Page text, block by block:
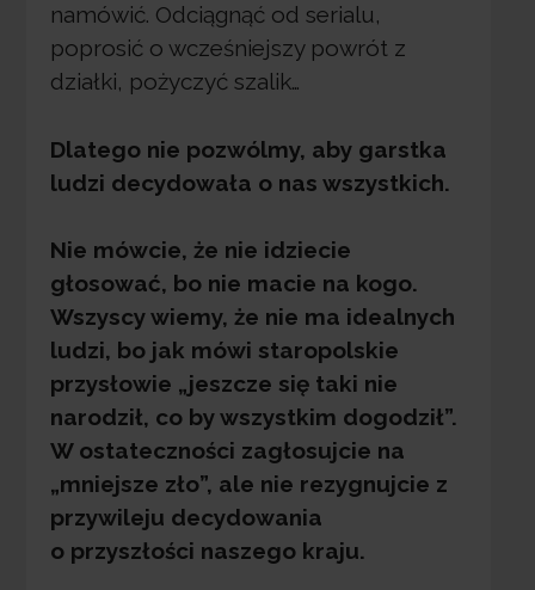
namówić. Odciągnąć od serialu,
poprosić o wcześniejszy powrót z
działki, pożyczyć szalik…
Dlatego nie pozwólmy, aby garstka
ludzi decydowała o nas wszystkich.
Nie mówcie, że nie idziecie
głosować, bo nie macie na kogo.
Wszyscy wiemy, że nie ma idealnych
ludzi, bo jak mówi staropolskie
przysłowie „jeszcze się taki nie
narodził, co by wszystkim dogodził”.
W ostateczności zagłosujcie na
„mniejsze zło”, ale nie rezygnujcie z
przywileju decydowania
o przyszłości naszego kraju.